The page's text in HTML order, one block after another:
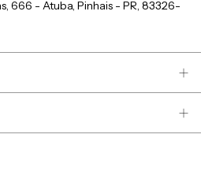
666 - Atuba, Pinhais - PR, 83326-